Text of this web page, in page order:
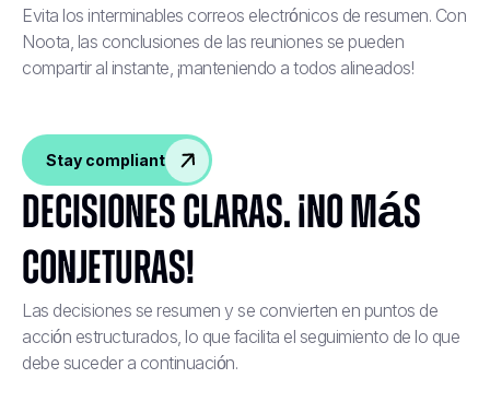
Evita los interminables correos electrónicos de resumen. Con
Noota, las conclusiones de las reuniones se pueden
compartir al instante, ¡manteniendo a todos alineados!
Stay compliant
Decisiones claras. ¡No más
conjeturas!
Las decisiones se resumen y se convierten en puntos de
acción estructurados, lo que facilita el seguimiento de lo que
debe suceder a continuación.